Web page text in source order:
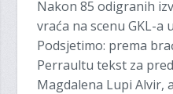
Nakon 85 odigranih
vraća na scenu GKL-a
Podsjetimo: prema
Perraultu tekst za
Magdalena Lupi Alvir,